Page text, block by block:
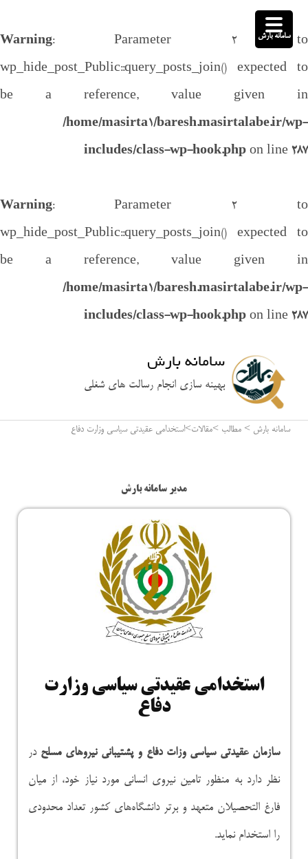
Warning: Parameter 2 to
wp_hide_post_Public::query_posts_join() expected to
be a reference, value given in
/home/masirta1/baresh.masirtalabe.ir/wp-
includes/class-wp-hook.php on line 287
Warning: Parameter 2 to
wp_hide_post_Public::query_posts_join() expected to
be a reference, value given in
/home/masirta1/baresh.masirtalabe.ir/wp-
includes/class-wp-hook.php on line 287
سامانه بارش
بهینه سازی انجام رسالت های شغلی
سامانه بارش > مطالب >مقالات>استخدامی عقیدتی سیاسی وزارت دفاع
مدیر سامانه بارش
استخدامی عقیدتی سیاسی وزارت
دفاع
سازمان عقیدتی سیاسی وزات دفاع و پشتیبانی نیروهای مسلح در
نظر دارد به منظور تامین نیروی انسانی مورد نیاز خود، از میان
فارغ التحصیلان متعهد و برتر دانشگاه‌های کشور تعداد محدودی
را استخدام نماید.
سامانه بارش